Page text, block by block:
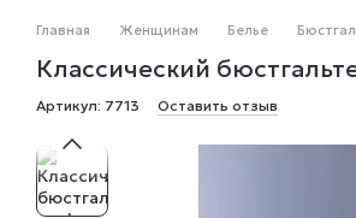
Главная Женщинам Белье
Классический
Артикул: 7713 Оставить отзыв